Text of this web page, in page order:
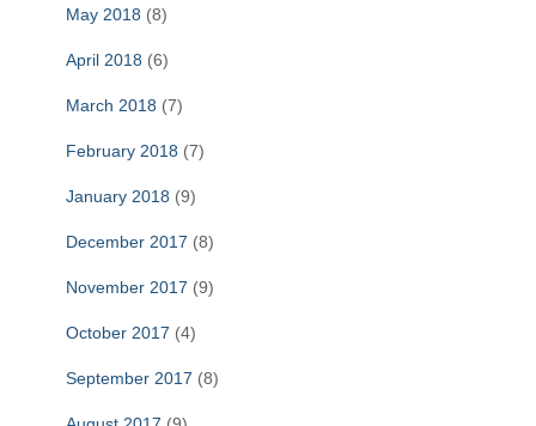
May 2018 (8)
April 2018 (6)
March 2018 (7)
February 2018 (7)
January 2018 (9)
December 2017 (8)
November 2017 (9)
October 2017 (4)
September 2017 (8)